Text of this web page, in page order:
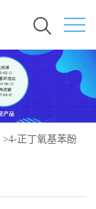
>4-正丁氧基苯酚